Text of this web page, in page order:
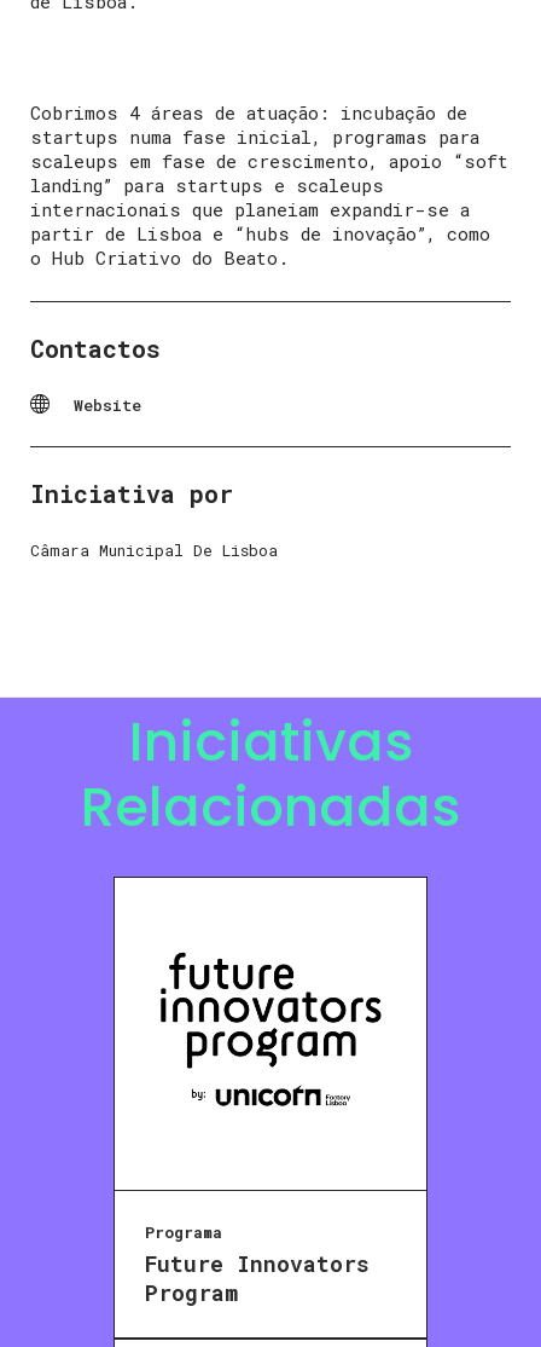
Cobrimos 4 áreas de atuação: incubação de
startups numa fase inicial, programas para
scaleups em fase de crescimento, apoio “soft
landing” para startups e scaleups
internacionais que planeiam expandir-se a
partir de Lisboa e “hubs de inovação”, como
o Hub Criativo do Beato.
Contactos
Website
Iniciativa por
Câmara Municipal De Lisboa
Iniciativas
Relacionadas
Programa
Future Innovators
Program